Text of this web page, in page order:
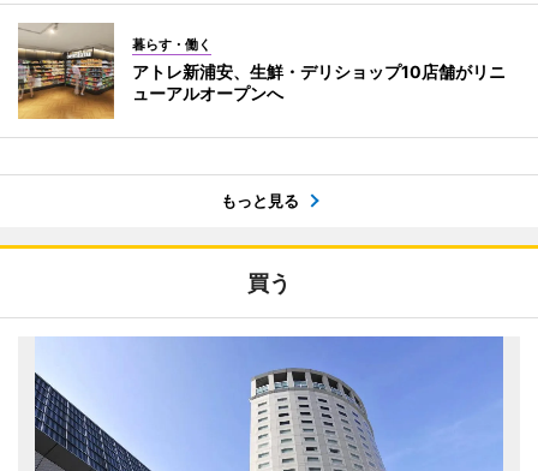
暮らす・働く
アトレ新浦安、生鮮・デリショップ10店舗がリニ
ューアルオープンへ
もっと見る
買う